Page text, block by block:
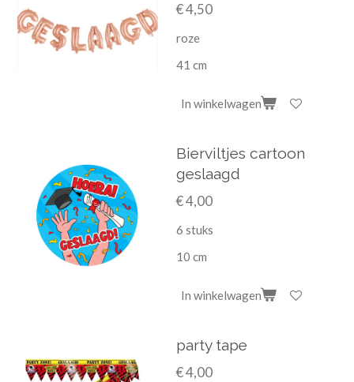
€ 4,50
roze
41 cm
In winkelwagen
Bierviltjes cartoon
geslaagd
€ 4,00
6 stuks
10 cm
In winkelwagen
party tape
€ 4,00